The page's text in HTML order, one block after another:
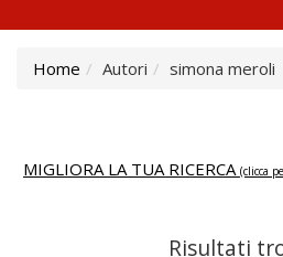
Home Autori simona meroli
MIGLIORA LA TUA RICERCA (clicca
Risultati